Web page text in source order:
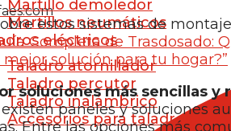
Martillo demoledor
Martillos neumáticos
eléctricos
Taladro atornillador
Taladro percutor
Taladro inalámbrico
Accesorios para taladros
estos sistemas de
Completa de Trasdosado:
solución para tu hogar?”
soluciones más sencillas y
paneles y soluciones
Entre las opciones más